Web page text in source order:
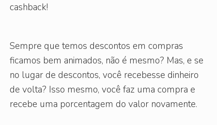
cashback!
Sempre que temos descontos em compras
ficamos bem animados, não é mesmo? Mas, e se
no lugar de descontos, você recebesse dinheiro
de volta? Isso mesmo, você faz uma compra e
recebe uma porcentagem do valor novamente.